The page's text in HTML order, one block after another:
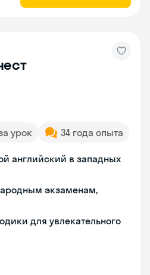
урок 34 года опыта
английский в западных
экзаменам,
для увлекательного